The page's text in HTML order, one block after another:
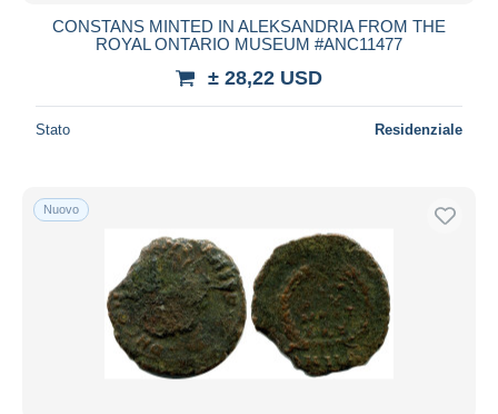
CONSTANS MINTED IN ALEKSANDRIA FROM THE
ROYAL ONTARIO MUSEUM #ANC11477
± 28,22 USD
Stato Residenziale
Nuovo